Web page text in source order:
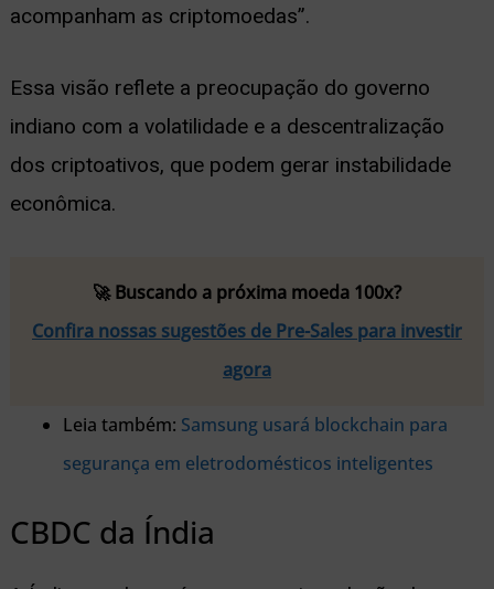
acompanham as criptomoedas”.
Essa visão reflete a preocupação do governo
indiano com a volatilidade e a descentralização
dos criptoativos, que podem gerar instabilidade
econômica.
🚀 Buscando a próxima moeda 100x?
Confira nossas sugestões de Pre-Sales para investir
agora
Leia também: Samsung usará blockchain para
segurança em eletrodomésticos inteligentes
CBDC da Índia